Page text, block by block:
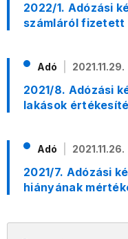
2022/1. Adózási
számláról fizetett
Adó 2021.11.29.
2021/8. Adózási
lakások
Adó 2021.11.26.
2021/7. Adózási
hiányának